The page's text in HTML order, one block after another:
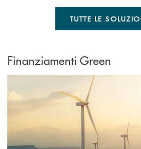
TUTTE LE
Finanziamenti Green